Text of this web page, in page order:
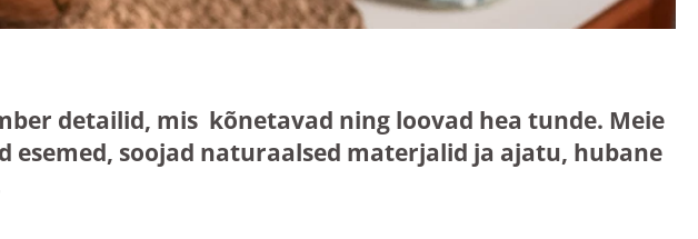
detailid, mis kõnetavad ning loovad hea tunde. Meie
soojad naturaalsed materjalid ja ajatu, hubane